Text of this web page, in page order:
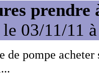
03/11/11
de pompe